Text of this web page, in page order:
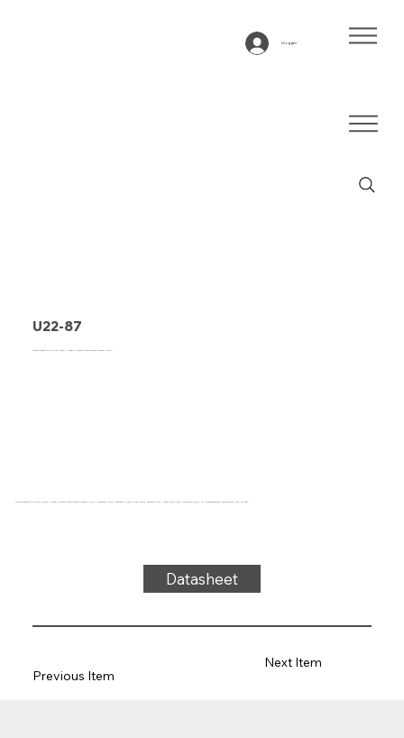
Inloggen
U22-87
Transportband type U22-87, blauw, 2-laags Polyester monofilament weefsel (LRFP)
Transportband type U22-87, blauw, 2-laags Polyester monofilament weefsel (LRFP), bovenzijde: 0,1mm, onderzijde: 0,1mm, dikte 1,5mm, hardheid 0° ShA, kracht-rek 9N/mm, roldiameter 15mm, rol- glijondersteuning, temperatuur -20°C tot 80°C
Datasheet
Previous Item
Next Item